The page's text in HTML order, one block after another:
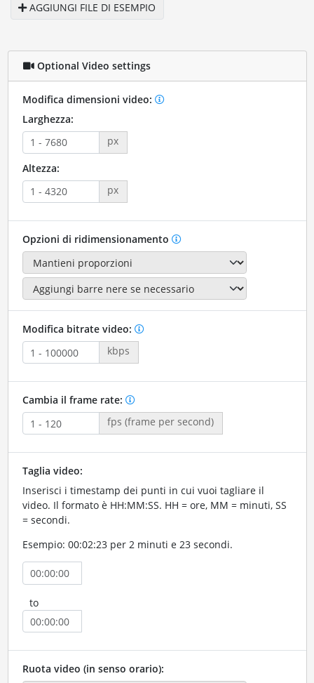
AGGIUNGI FILE DI ESEMPIO
Optional Video settings
Modifica dimensioni video:
Larghezza:
px
Altezza:
px
Opzioni di ridimensionamento
Modifica bitrate video:
kbps
Cambia il frame rate:
fps (frame per second)
Taglia video:
Inserisci i timestamp dei punti in cui vuoi tagliare il
video. Il formato è HH:MM:SS. HH = ore, MM = minuti, SS
= secondi.
Esempio: 00:02:23 per 2 minuti e 23 secondi.
to
Ruota video (in senso orario):